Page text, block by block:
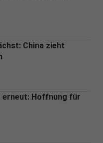
China zieht
Hoffnung für